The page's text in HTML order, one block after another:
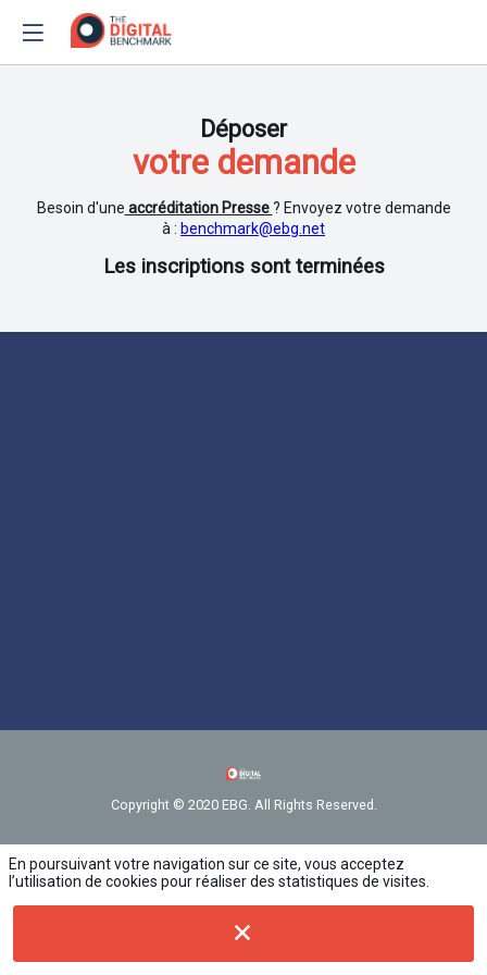
Déposer
votre demande
Besoin d'une accréditation Presse? Envoyez votre demande
à : benchmark@ebg.net
Les inscriptions sont terminées
Copyright © 2020 EBG. All Rights Reserved.
En poursuivant votre navigation sur ce site, vous acceptez
l’utilisation de cookies pour réaliser des statistiques de visites.